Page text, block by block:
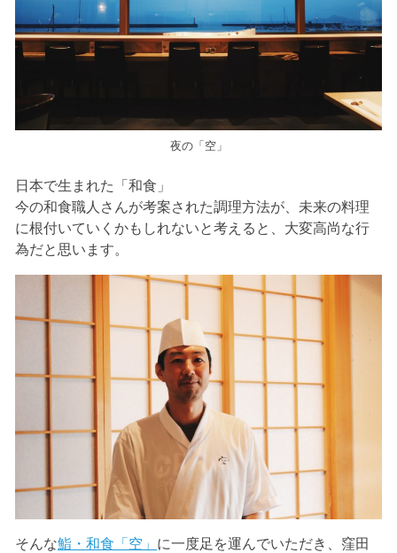
夜の「空」
日本で生まれた「和食」
今の和食職人さんが考案された調理方法が、未来の料理
に根付いていくかもしれないと考えると、大変高尚な行
為だと思います。
そんな鮨・和食「空」 に一度足を運んでいただき、窪田